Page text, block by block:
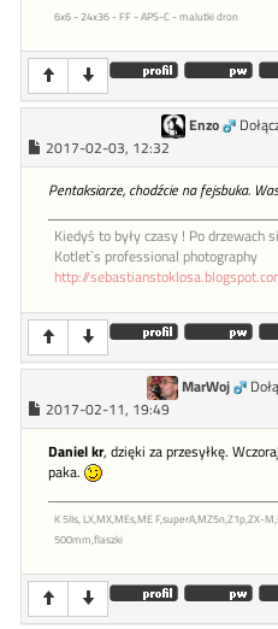
6x6 - 24x36 - FF - APS-C - malutki dron
Enzo
2017-02-03, 12:32
Pentaksiarze, chodźcie na fejsbuka.
Kiedyś to były czasy ! Po drzewach
Kotlet`s professional photography
http://
MarWoj
2017-02-11, 19:49
Daniel kr, dzięki za przesyłkę.
paka.
K 5IIs, LX,MX,MEs,ME F,superA,MZ5n,Z1p,ZX-
500mm,flaszki